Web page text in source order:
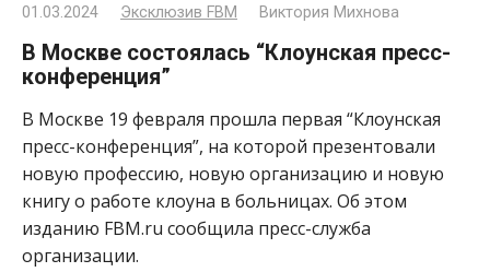
01.03.2024 Эксклюзив FBM Виктория Михнова
В Москве состоялась “Клоунская пресс-
конференция”
В Москве 19 февраля прошла первая “Клоунская
пресс-конференция”, на которой презентовали
новую профессию, новую организацию и новую
книгу о работе клоуна в больницах. Об этом
изданию FBM.ru сообщила пресс-служба
организации.